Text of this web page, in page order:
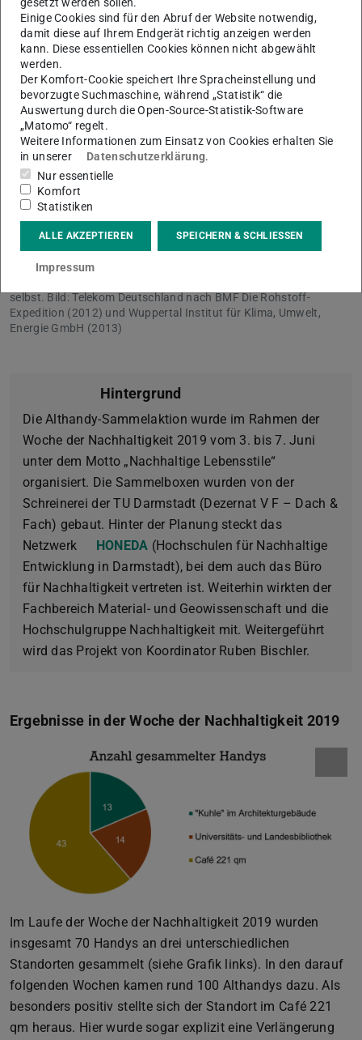
Im Laufe seines Lebens verbraucht ein Handy enorme Mengen an
Ressourcen, den „ökologischen Rucksack“ des Gerätes. Dabei
geht es um Produktion, Nutzung und Entsorgung. Der
ökologische Rucksack eines 80 Gramm schweren Handys wiegt
selbst. Bild: Telekom Deutschland nach BMF Die Rohstoff-
Expedition (2012) und Wuppertal Institut für Klima, Umwelt,
Energie GmbH (2013)
Hintergrund
Die Althandy-Sammelaktion wurde im Rahmen der
Woche der Nachhaltigkeit 2019 vom 3. bis 7. Juni
unter dem Motto „Nachhaltige Lebensstile“
organisiert. Die Sammelboxen wurden von der
Schreinerei der TU Darmstadt (Dezernat V F – Dach &
Fach) gebaut. Hinter der Planung steckt das
Netzwerk
HONEDA (Hochschulen für Nachhaltige
Entwicklung in Darmstadt), bei dem auch das Büro
für Nachhaltigkeit vertreten ist. Weiterhin wirkten der
Fachbereich Material- und Geowissenschaft und die
Hochschulgruppe Nachhaltigkeit mit. Weitergeführt
wird das Projekt von Koordinator Ruben Bischler.
Ergebnisse in der Woche der Nachhaltigkeit 2019
Im Laufe der Woche der Nachhaltigkeit 2019 wurden
insgesamt 70 Handys an drei unterschiedlichen
Standorten gesammelt (siehe Grafik links). In den darauf
folgenden Wochen kamen rund 100 Althandys dazu. Als
besonders positiv stellte sich der Standort im Café 221
qm heraus. Hier wurde sogar explizit eine Verlängerung
Einige Cookies sind für den Abruf der Website notwendig,
damit diese auf Ihrem Endgerät richtig anzeigen werden
kann. Diese essentiellen Cookies können nicht abgewählt
werden.
Der Komfort-Cookie speichert Ihre Spracheinstellung und
bevorzugte Suchmaschine, während „Statistik“ die
Auswertung durch die Open-Source-Statistik-Software
„Matomo“ regelt.
Weitere Informationen zum Einsatz von Cookies erhalten Sie
in unserer
Datenschutzerklärung.
Nur essentielle
Komfort
Statistiken
ALLE AKZEPTIEREN SPEICHERN & SCHLIESSEN
Impressum